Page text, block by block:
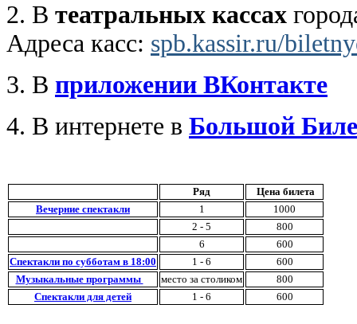
2. В театральных кассах
Адреса касс: spb.kassir.ru/
3. В приложении ВКонтакте
4. В интернете в Большой
Ряд
Цена билета
Вечерние спектакли
1
1000
2 - 5
800
6
600
Спектакли по субботам в 18:00
1 - 6
600
Музыкальные программы
место за столиком
800
Спектакли для детей
1 - 6 600